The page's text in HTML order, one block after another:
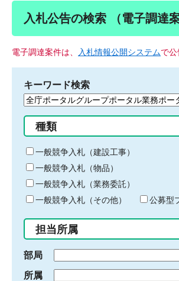
入札公告の検索 （電子調達
電子調達案件は、 入札情報公開システムで
キーワード検索
検
る
キ
ー
ワ
ー
ド
入
力
種類
一般競争入札（建設工事）
一般競争入札（物品）
一般競争入札（業務委託）
一般競争入札（その他）
公募型
担当所属
部局
所属